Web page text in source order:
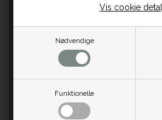
Nødvendige
Funktionelle
Vis cookie